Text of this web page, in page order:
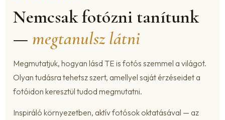
Nemcsak fotózni tanítunk
— megtanulsz látni
Megmutatjuk, hogyan lásd TE is fotós szemmel a világot.
Olyan tudásra tehetsz szert, amellyel saját érzéseidet a
fotóidon keresztül tudod megmutatni.
Inspiráló környezetben, aktív fotósok oktatásával — az